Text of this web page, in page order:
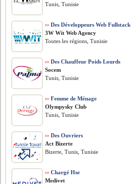
Tunis, Tunisie
›› Des Développeurs Web Fullstack
3W Wit Web Agency
Toutes les régions, Tunisie
›› Des Chauffeur Poids Lourds
Socem
Tunis, Tunisie
›› Femme de Ménage
Olympysky Club
Tunis, Tunisie
›› Des Ouvriers
Act Bizerte
Bizerte, Tunis, Tunisie
›› Chargé Hse
Medivet